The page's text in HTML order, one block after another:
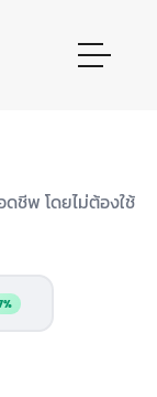
ชีพ โดยไม่ต้องใช้